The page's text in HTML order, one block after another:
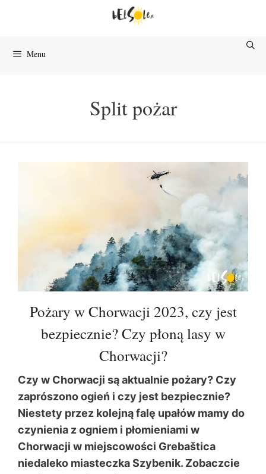
Menu
Split pożar
Pożary w Chorwacji 2023, czy jest
bezpiecznie? Czy płoną lasy w
Chorwacji?
Czy w Chorwacji są aktualnie pożary? Czy
zaprószono ogień i czy jest bezpiecznie?
Niestety przez kolejną falę upałów mamy do
czynienia z ogniem i płomieniami w
Chorwacji w miejscowości Grebaštica
niedaleko miasteczka Szybenik. Zobaczcie